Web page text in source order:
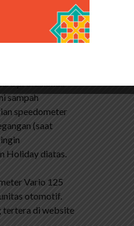
dan
anda
profesional.
sampah
speedometer
(saat
Holiday diatas.
Vario 125
otomotif.
tertera di website